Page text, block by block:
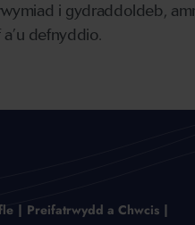
i gydraddoldeb,
defnyddio.
Preifatrwydd a Chwcis